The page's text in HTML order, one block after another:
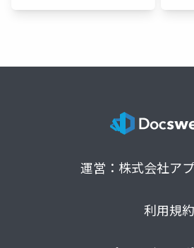
運営：株式会社ア
利用規約